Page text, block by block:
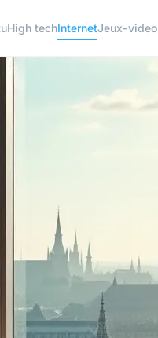
High techInternetJeux-video